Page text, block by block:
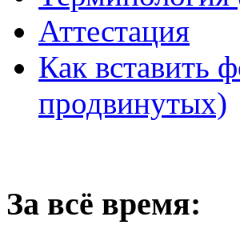
Аттестация
Как вставить
продвинутых)
За всё время: